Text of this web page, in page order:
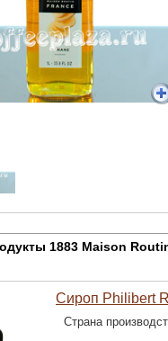
1883 Maison
Сироп Philibert
Страна